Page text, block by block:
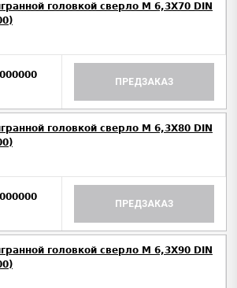
головкой сверло М 6,3Х70 DIN
ПРЕДЗАКАЗ
головкой сверло М 6,3Х80 DIN
ПРЕДЗАКАЗ
головкой сверло М 6,3Х90 DIN